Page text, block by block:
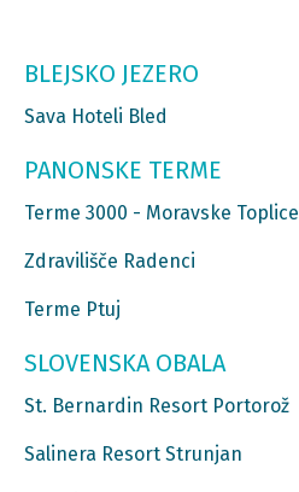
BLEJSKO JEZERO
Sava Hoteli Bled
PANONSKE TERME
Terme 3000 - Moravske Toplice
Zdravilišče Radenci
Terme Ptuj
SLOVENSKA OBALA
St. Bernardin Resort Portorož
Salinera Resort Strunjan